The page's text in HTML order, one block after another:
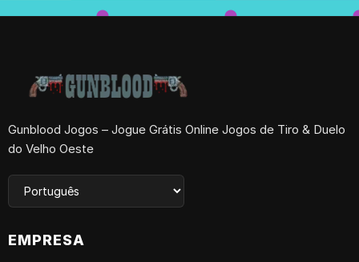
Gunblood Jogos – Jogue Grátis Online Jogos de Tiro & Duelo
do Velho Oeste
EMPRESA